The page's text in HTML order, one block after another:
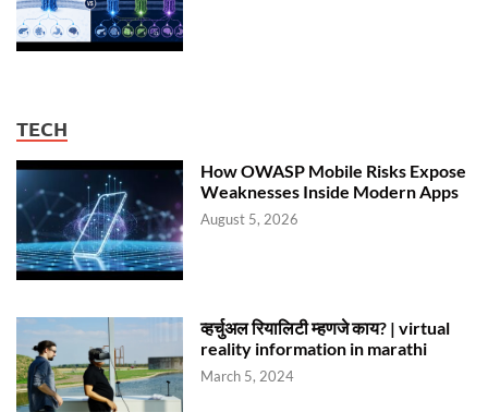
TECH
How OWASP Mobile Risks Expose
Weaknesses Inside Modern Apps
August 5, 2026
व्हर्चुअल रियालिटी म्हणजे काय? | virtual
reality information in marathi
March 5, 2024